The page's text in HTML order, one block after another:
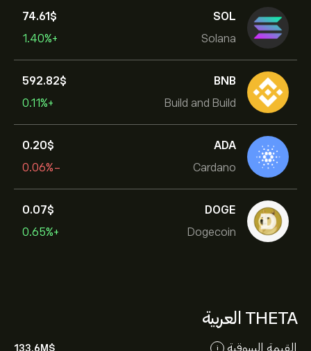
SOL
Solana
74.61‎$‎
+1.40%
BNB
Build and Build
592.82‎$‎
+0.11%
ADA
Cardano
0.20‎$‎
-0.06%
DOGE
Dogecoin
0.07‎$‎
+0.65%
THETA العربية
القيمة السوقية i
133.6M‎$‎